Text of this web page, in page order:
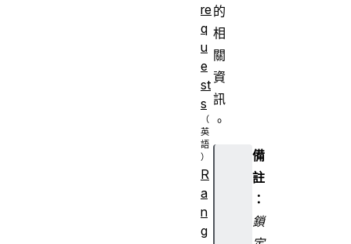
的
相
關
資
訊
。
備
註
：
鎖
re
q
u
e
st
s
R
a
n
g